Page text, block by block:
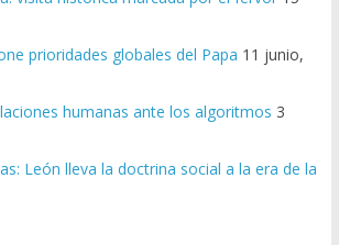
prioridades globales del Papa 11 junio,
humanas ante los algoritmos 3
León lleva la doctrina social a la era de la